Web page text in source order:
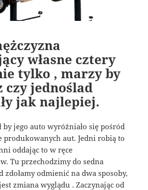
własne cztery
tylko , marzy by
czy jednoślad
jak najlepiej.
by jego auto wyróżniało się pośród
produkowanych aut. Jedni robią to
oddając to w ręce
Tu przechodzimy do sedna
zdołamy odmienić na dwa sposoby,
zmiana wyglądu . Zaczynając od